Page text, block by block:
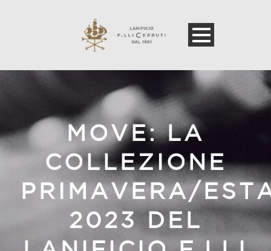
MOVE: LA
COLLEZIONE
PRIMAVERA/
2023 DEL